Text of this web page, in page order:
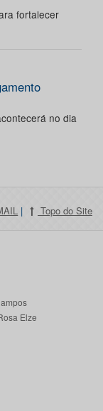
fortalecer
no dia
| Topo do Site
Elze